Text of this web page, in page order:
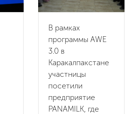
В рамках
программы AWE
3.0 в
Каракалпакстане
участницы
посетили
предприятие
PANAMILK, где